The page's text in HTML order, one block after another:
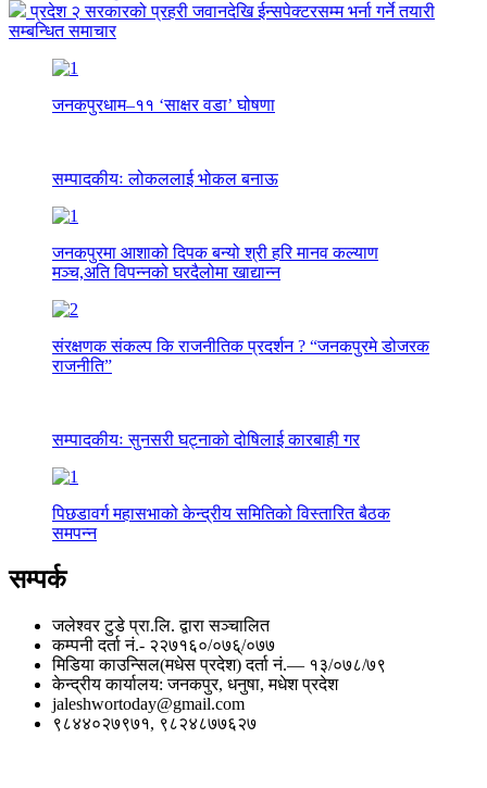
प्रदेश २ सरकारको प्रहरी जवानदेखि ईन्सपेक्टरसम्म भर्ना गर्ने तयारी
सम्बन्धित समाचार
जनकपुरधाम–११ ‘साक्षर वडा’ घोषणा
सम्पादकीयः लोकललाई भोकल बनाऊ
जनकपुरमा आशाको दिपक बन्यो श्री हरि मानव कल्याण
मञ्च,अति विपन्नको घरदैलोमा खाद्यान्न
संरक्षणक संकल्प कि राजनीतिक प्रदर्शन ? “जनकपुरमे डोजरक
राजनीति”
सम्पादकीयः सुनसरी घट्नाको दोषिलाई कारबाही गर
पिछडावर्ग महासभाको केन्द्रीय समितिको विस्तारित बैठक
समपन्न
सम्पर्क
जलेश्वर टुडे प्रा.लि. द्वारा सञ्चालित
कम्पनी दर्ता नं.- २२७१६०/०७६्/०७७
मिडिया काउन्सिल(मधेस प्रदेश) दर्ता नं.— १३/०७८/७९
केन्द्रीय कार्यालय: जनकपुर, धनुषा, मधेश प्रदेश
jaleshwortoday@gmail.com
९८४४०२७९७१, ९८२४८७७६२७